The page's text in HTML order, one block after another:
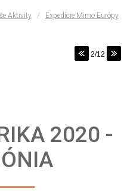
Aktivity / Expedície Mimo Európy
2/12
2020 -